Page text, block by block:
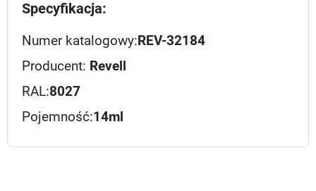
Specyfikacja:
Numer katalogowy: REV-32184
Producent: Revell
RAL:8027
Pojemność:14ml